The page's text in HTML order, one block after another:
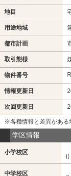
地目
用途地域
都市計画
取引態様
物件番号
情報更新日
次回更新日
※各種情報と差異がある
学区情報
小学校区
()
中学校区